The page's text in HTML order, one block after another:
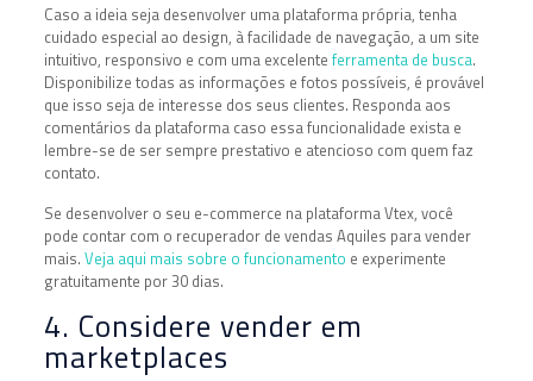
Caso a ideia seja desenvolver uma plataforma própria, tenha
cuidado especial ao design, à facilidade de navegação, a um site
intuitivo, responsivo e com uma excelente ferramenta de busca.
Disponibilize todas as informações e fotos possíveis, é provável
que isso seja de interesse dos seus clientes. Responda aos
comentários da plataforma caso essa funcionalidade exista e
lembre-se de ser sempre prestativo e atencioso com quem faz
contato.
Se desenvolver o seu e-commerce na plataforma Vtex, você
pode contar com o recuperador de vendas Aquiles para vender
mais. Veja aqui mais sobre o funcionamento e experimente
gratuitamente por 30 dias.
4. Considere vender em
marketplaces